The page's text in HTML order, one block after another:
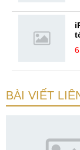
BÀI VIẾT